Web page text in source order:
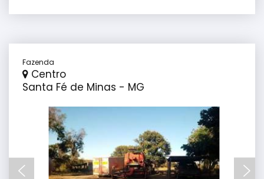
Fazenda
Centro
Santa Fé de Minas - MG